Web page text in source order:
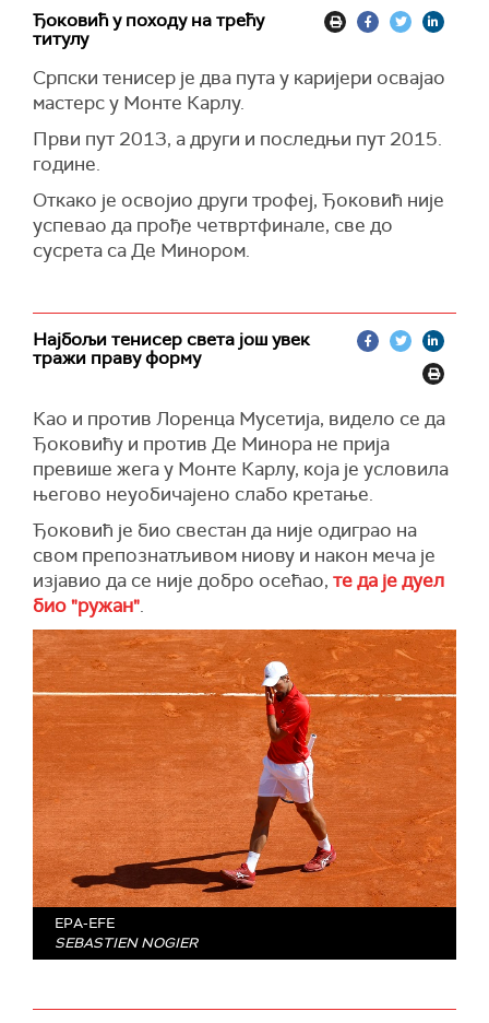
Ђоковић у походу на трећу
титулу
Српски тенисер је два пута у каријери освајао
мастерс у Монте Карлу.
Први пут 2013, а други и последњи пут 2015.
године.
Откако је освојио други трофеј, Ђоковић није
успевао да прође четвртфинале, све до
сусрета са Де Минором.
Најбољи тенисер света још увек
тражи праву форму
Као и против Лоренца Мусетија, видело се да
Ђоковићу и против Де Минора не прија
превише жега у Монте Карлу, која је условила
његово неуобичајено слабо кретање.
Ђоковић је био свестан да није одиграо на
свом препознатљивом ниову и након меча је
изјавио да се није добро осећао, те да је дуел
био "ружан".
EPA-EFE
SEBASTIEN NOGIER